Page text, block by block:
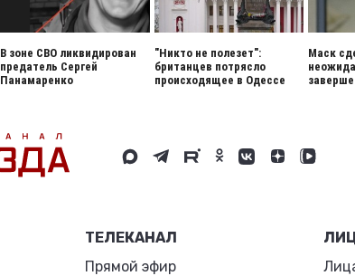
В зоне СВО ликвидирован
предатель Сергей
Панамаренко
"Никто не полезет":
британцев потрясло
происходящее в Одессе
Маск
ТЕЛЕКАНАЛ
Прямой эфир